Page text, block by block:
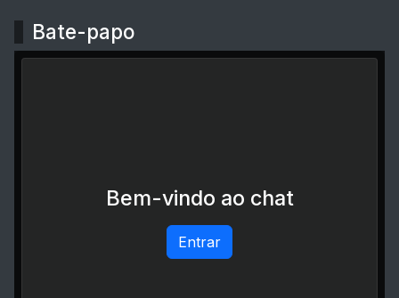
Bate-papo
Bem-vindo ao chat
Entrar